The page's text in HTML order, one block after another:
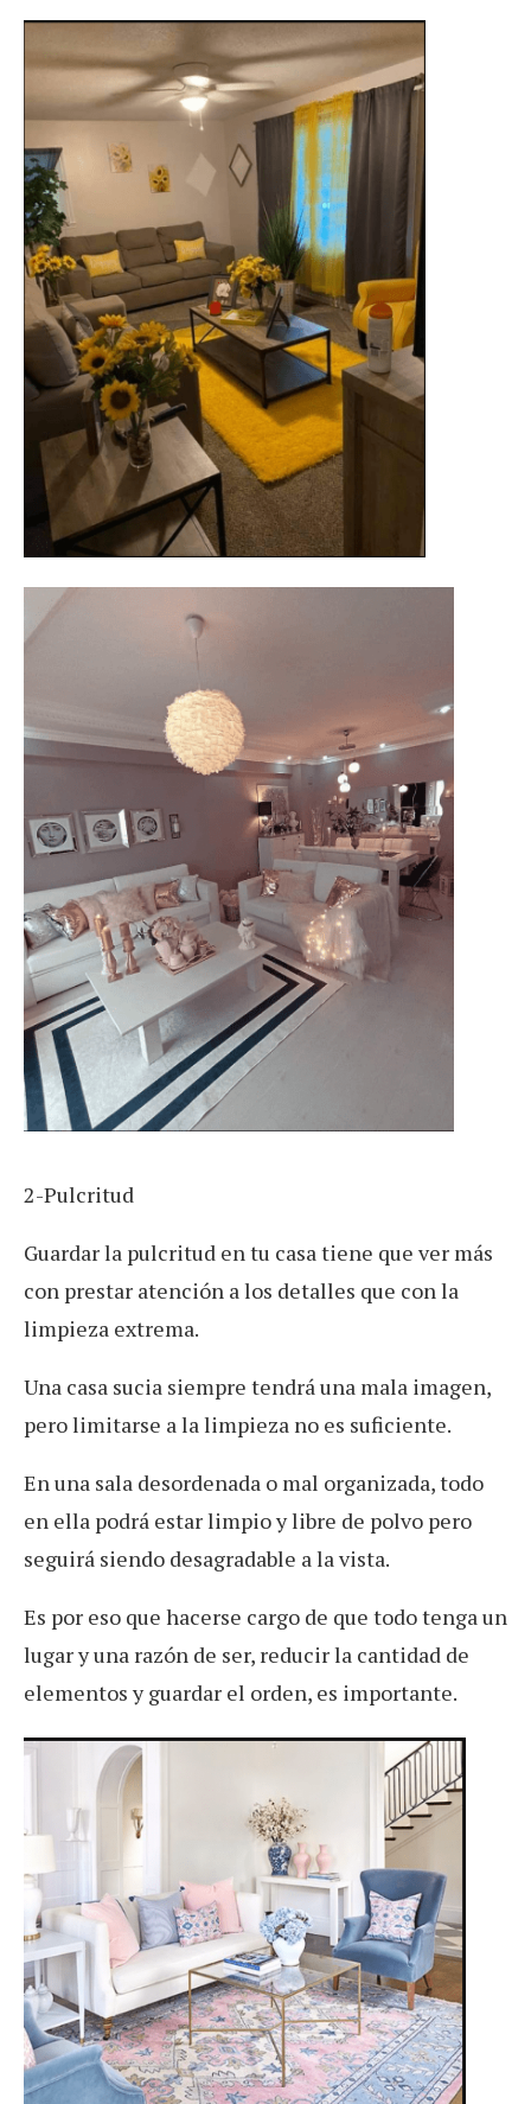
2-Pulcritud
Guardar la pulcritud en tu casa tiene que ver más
con prestar atención a los detalles que con la
limpieza extrema.
Una casa sucia siempre tendrá una mala imagen,
pero limitarse a la limpieza no es suficiente.
En una sala desordenada o mal organizada, todo
en ella podrá estar limpio y libre de polvo pero
seguirá siendo desagradable a la vista.
Es por eso que hacerse cargo de que todo tenga un
lugar y una razón de ser, reducir la cantidad de
elementos y guardar el orden, es importante.